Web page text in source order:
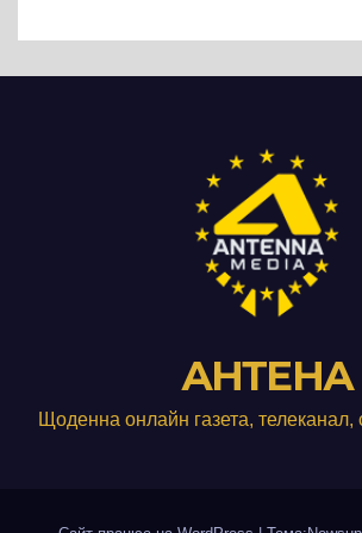
АНТЕНА
Щоденна онлайн газета, телеканал,